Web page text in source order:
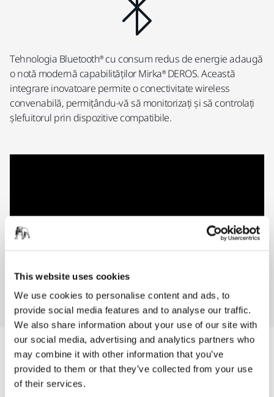
This website uses cookies
We use cookies to personalise content and ads, to
provide social media features and to analyse our traffic.
We also share information about your use of our site with
our social media, advertising and analytics partners who
may combine it with other information that you’ve
provided to them or that they’ve collected from your use
of their services.
Tehnologia Bluetooth® cu consum redus de energie adaugă
o notă modernă capabilităților Mirka® DEROS. Această
integrare inovatoare permite o conectivitate wireless
convenabilă, permițându-vă să monitorizați și să controlați
șlefuitorul prin dispozitive compatibile.
Gama Mirka® DEROS
Mirka® DEROS RS 600 EU Ø 150 mm